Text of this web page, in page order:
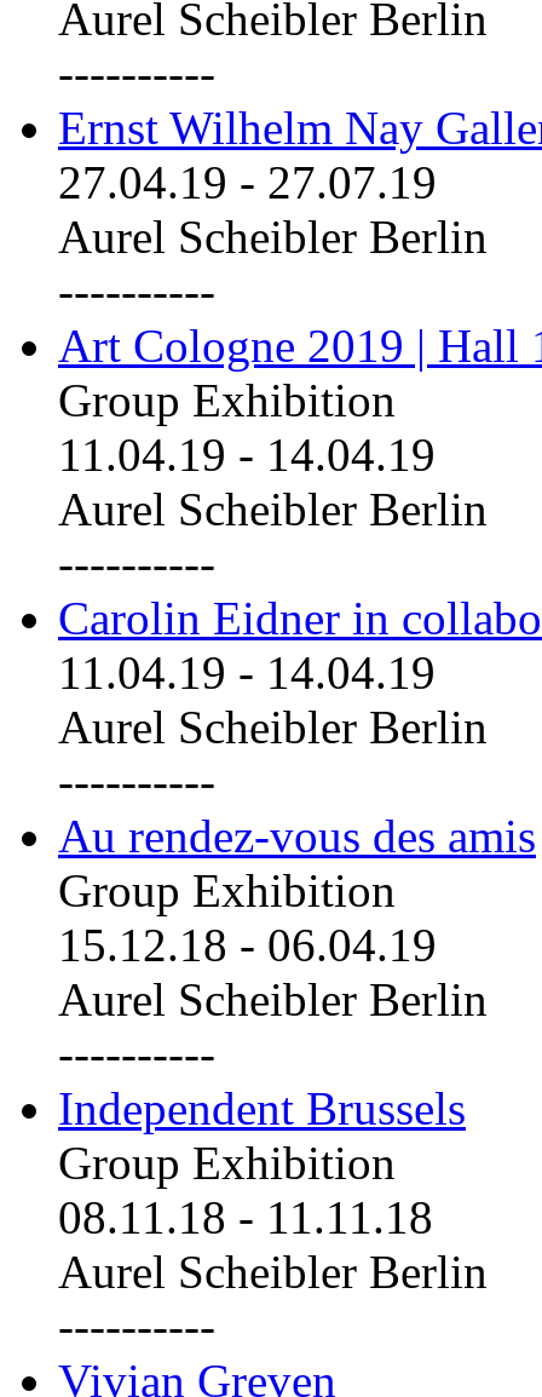
Aurel Scheibler Berlin
----------
Ernst Wilhelm Nay
27.04.19 - 27.07.19
Aurel Scheibler Berlin
----------
Art Cologne 2019 | Hall
Group Exhibition
11.04.19 - 14.04.19
Aurel Scheibler Berlin
----------
Carolin Eidner in
11.04.19 - 14.04.19
Aurel Scheibler Berlin
----------
Au rendez-vous des amis
Group Exhibition
15.12.18 - 06.04.19
Aurel Scheibler Berlin
----------
Independent Brussels
Group Exhibition
08.11.18 - 11.11.18
Aurel Scheibler Berlin
----------
Vivian Greven